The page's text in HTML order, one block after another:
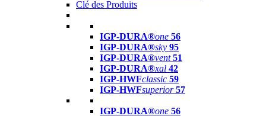
Clé des Produits
IGP-DURA®one 56
IGP-DURA®sky 95
IGP-DURA®vent 51
IGP-DURA®xal 42
IGP-HWFclassic 59
IGP-HWFsuperior 57
IGP-DURA®one 56